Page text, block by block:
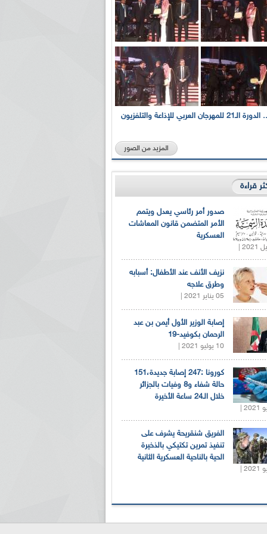
بالصور... الدورة الـ21 للمهرجان العربي للإذاعة والتلفزيون
المزيد من الصور
قراءة
صدور أمر رئاسي يعدل ويتمم
الأمر المتضمن قانون المعاشات
العسكرية
نزيف الأنف عند الأطفال: أسبابه
وطرق علاجه
05 يناير 2021 |
إصابة الوزير الأول أيمن بن عبد
الرحمان بكوفيد-19
10 يوليو 2021 |
كورونا :247 إصابة جديدة،151
حالة شفاء و8 وفيات بالجزائر
خلال الـ24 ساعة الأخيرة
الفريق شنقريحة يشرف على
تنفيذ تمرين تكتيكي بالذخيرة
الحية بالناحية العسكرية الثانية